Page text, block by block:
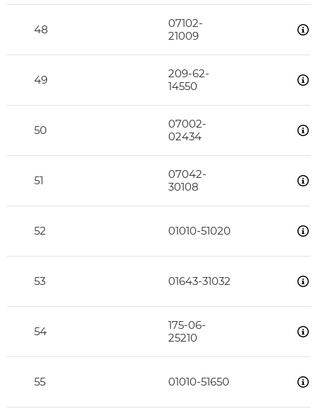
48
07102-
21009
49
209-62-
14550
50
07002-
02434
51
07042-
30108
52 01010-51020
53 01643-31032
54
175-06-
25210
55 01010-51650